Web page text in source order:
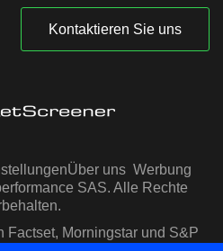
Kontaktieren Sie uns
Über uns Werbung
SAS. Alle Rechte
Factset, Morningstar und S&P